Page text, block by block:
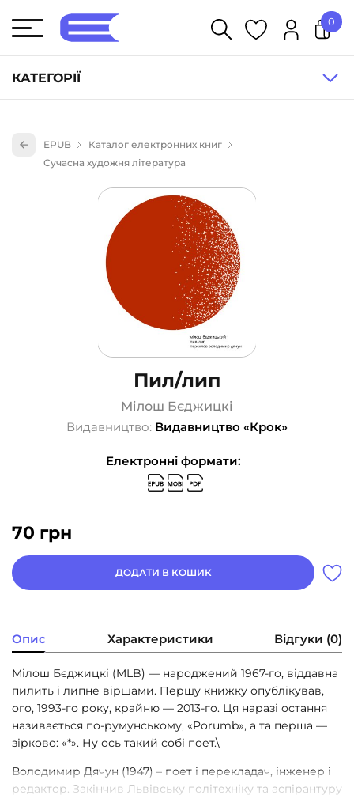
КАТЕГОРІЇ
Книги для дітей (836)
Науково-популярна література (1015)
Навчальна література та посібники (527)
Енциклопедії, довідники, словники (55)
Подарункові сертифікати (1)
0
EPUB
Каталог електронних книг
Сучасна художня література
Пил/лип
Мілош Бєджицкі
Видавництво: Видавництво «Крок»
Електронні формати:
70 грн
ДОДАТИ В КОШИК
Опис Характеристики Відгуки (0)
Мілош Бєджицкі (MLB) — народжений 1967-го, віддавна
пилить і липне віршами. Першу книжку опублікував,
ого, 1993-го року, крайню — 2013-го. Ця наразі остання
називається по-румунському, «Porumb», а та перша —
зірково: «*». Ну ось такий собі поет.\
Володимир Дячун (1947) – поет і перекладач, інженер і
редактор. Закінчив Львівську політехніку та аспірантуру